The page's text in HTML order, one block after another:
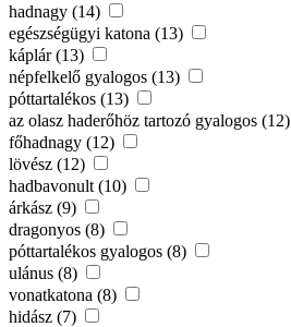
hadnagy (14)
egészségügyi katona (13)
káplár (13)
népfelkelő gyalogos (13)
póttartalékos (13)
az olasz haderőhöz tartozó gyalogos (12)
főhadnagy (12)
lövész (12)
hadbavonult (10)
árkász (9)
dragonyos (8)
póttartalékos gyalogos (8)
ulánus (8)
vonatkatona (8)
hidász (7)